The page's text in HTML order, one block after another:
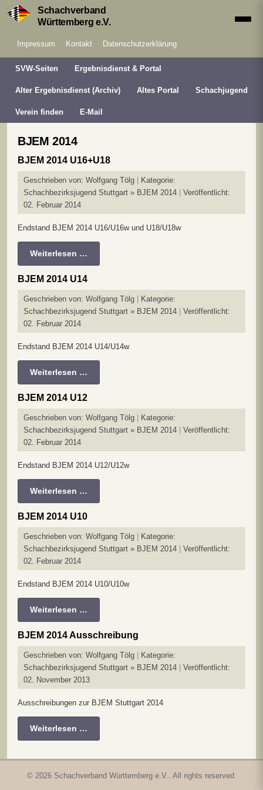
Schachverband
Württemberg e.V.
Impressum Kontakt Datenschutzerklärung
SVW-Seiten Ergebnisdienst & Portal
Alter Ergebnisdienst (Archiv) Altes Portal Schachjugend
Verein finden E-Mail
BJEM 2014
BJEM 2014 U16+U18
Geschrieben von: Wolfgang Tölg
Kategorie:
Schachbezirksjugend Stuttgart » BJEM 2014
Veröffentlicht:
02. Februar 2014
Endstand BJEM 2014 U16/U16w und U18/U18w
Weiterlesen …
BJEM 2014 U14
Geschrieben von: Wolfgang Tölg
Kategorie:
Schachbezirksjugend Stuttgart » BJEM 2014
Veröffentlicht:
02. Februar 2014
Endstand BJEM 2014 U14/U14w
Weiterlesen …
BJEM 2014 U12
Geschrieben von: Wolfgang Tölg
Kategorie:
Schachbezirksjugend Stuttgart » BJEM 2014
Veröffentlicht:
02. Februar 2014
Endstand BJEM 2014 U12/U12w
Weiterlesen …
BJEM 2014 U10
Geschrieben von: Wolfgang Tölg
Kategorie:
Schachbezirksjugend Stuttgart » BJEM 2014
Veröffentlicht:
02. Februar 2014
Endstand BJEM 2014 U10/U10w
Weiterlesen …
BJEM 2014 Ausschreibung
Geschrieben von: Wolfgang Tölg
Kategorie:
Schachbezirksjugend Stuttgart » BJEM 2014
Veröffentlicht:
02. November 2013
Ausschreibungen zur BJEM Stuttgart 2014
Weiterlesen …
© 2026 Schachverband Württemberg e.V.. All rights reserved.